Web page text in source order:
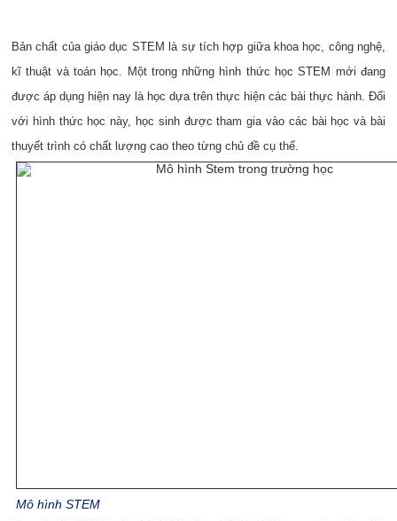
Bản chất của giáo dục STEM là sự tích hợp giữa khoa học, công nghệ,
kĩ thuật và toán học. Một trong những hình thức học STEM mới đang
được áp dụng hiện nay là học dựa trên thực hiện các bài thực hành. Đối
với hình thức học này, học sinh được tham gia vào các bài học và bài
thuyết trình có chất lượng cao theo từng chủ đề cụ thể.
Mô hình STEM